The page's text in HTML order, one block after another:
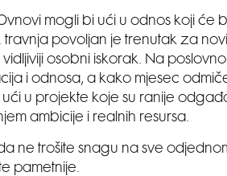
mogli bi ući u odnos koji će
travnja povoljan je trenutak za
vidljiviji osobni iskorak. Na
i odnosa, a kako mjesec
ući u projekte koje su ranije
ambicije i realnih resursa.
ne trošite snagu na sve
pametnije.